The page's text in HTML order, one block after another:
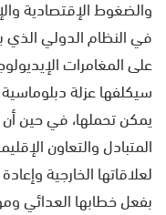
والضغوط الإقتصادية
في النظام الدولي الذي
على المغامرات
سيكلفها عزلة
يمكن تحملها، في حين أن
المتبادل والتعاون
لعلاقاتها الخارجية
بفعل خطابها العدائي